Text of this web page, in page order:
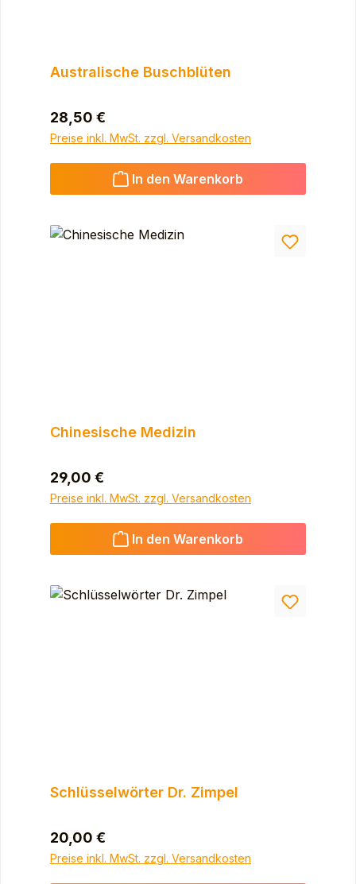
Australische Buschblüten
Regulärer Preis:
28,50 €
Preise inkl. MwSt. zzgl. Versandkosten
In den Warenkorb
Chinesische Medizin
Regulärer Preis:
29,00 €
Preise inkl. MwSt. zzgl. Versandkosten
In den Warenkorb
Schlüsselwörter Dr. Zimpel
Regulärer Preis:
20,00 €
Preise inkl. MwSt. zzgl. Versandkosten